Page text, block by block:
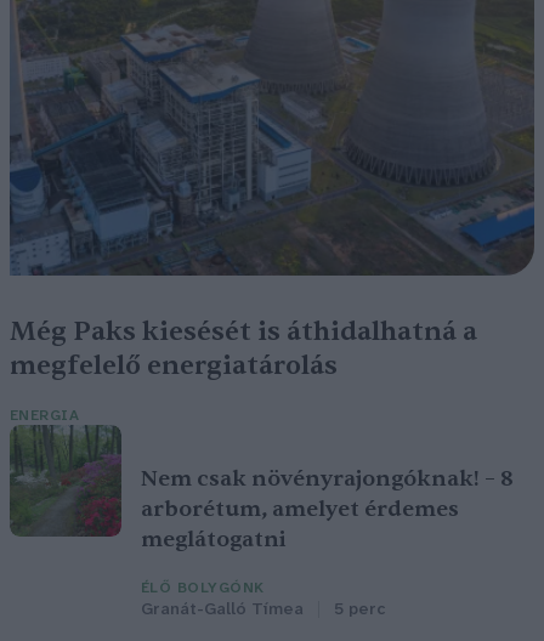
Még Paks kiesését is áthidalhatná a
megfelelő energiatárolás
ENERGIA
Nem csak növényrajongóknak! – 8
arborétum, amelyet érdemes
meglátogatni
ÉLŐ BOLYGÓNK
Granát-Galló Tímea 5 perc